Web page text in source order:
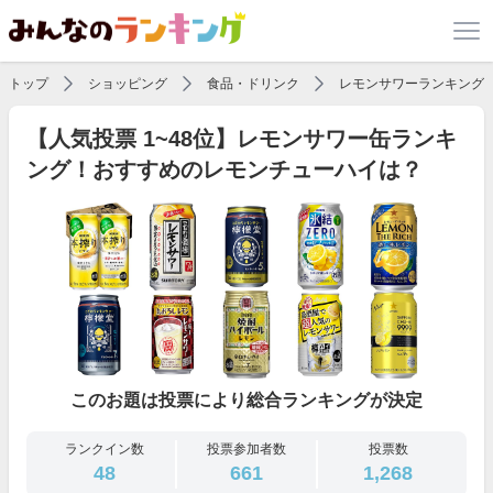
トップ ショッピング 食品・ドリンク レモンサワーランキング
【人気投票 1~48位】レモンサワー缶ランキ
ング！おすすめのレモンチューハイは？
このお題は投票により総合ランキングが決定
ランクイン数
48
投票参加者数
661
投票数
1,268